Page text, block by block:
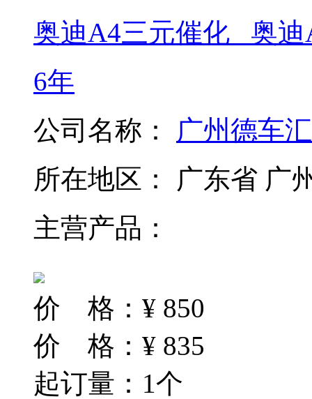
奥迪A4三元催化 _奥
6年
公司名称： 广州德车
所在地区： 广东省 广
主营产品：
价 格： ¥ 850
价 格： ¥ 835
起订量：1个